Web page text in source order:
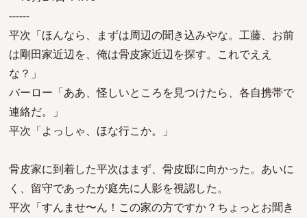
------
平次「ほんなら、まずは周辺の聞き込みやな。工藤、お前
は剛田家近辺を、俺は骨皮家近辺を探す。これでええ
な？」
バーロー「ああ、怪しいところを見つけたら、各自携帯で
連絡だ。」
平次「よっしゃ、ほな行こか。」
骨皮家に到着した平次はまず、骨皮邸に向かった。あいに
く、留守であったが庭先に人影を視認した。
平次「すんませ〜ん！この家の方ですか？ちょっとお聞き